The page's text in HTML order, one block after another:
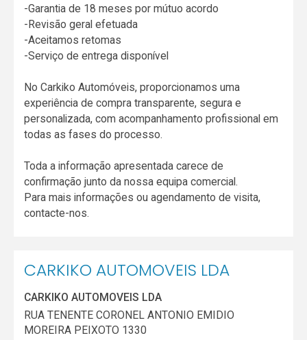
-Garantia de 18 meses por mútuo acordo
-Revisão geral efetuada
-Aceitamos retomas
-Serviço de entrega disponível
No Carkiko Automóveis, proporcionamos uma
experiência de compra transparente, segura e
personalizada, com acompanhamento profissional em
todas as fases do processo.
Toda a informação apresentada carece de
confirmação junto da nossa equipa comercial.
Para mais informações ou agendamento de visita,
contacte-nos.
CARKIKO AUTOMOVEIS LDA
CARKIKO AUTOMOVEIS LDA
RUA TENENTE CORONEL ANTONIO EMIDIO
MOREIRA PEIXOTO 1330